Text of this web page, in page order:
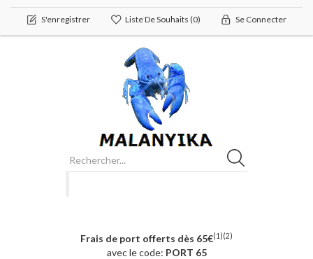
S'enregistrer Liste De Souhaits (0) Se Connecter
Frais de port offerts dès 65€(1)(2)
avec le code: PORT 65